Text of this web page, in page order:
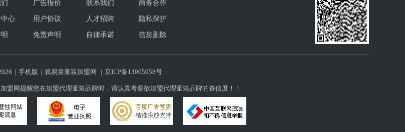
广告报价 联系我们 商务合作
心 用户协议 人才招聘 隐私保护
免责声明 自律承诺 信息删除
| 手机版 | 就易卖童装加盟网 | 京ICP备13005958号
盟网提醒您在加盟代理童装品牌时，请认真考察欲加盟代理童装品牌的资信度！！